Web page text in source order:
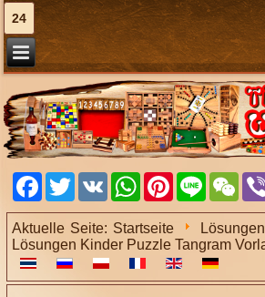
24
Facebook
TwitterVK WhatsAppPinterest
Line
Aktuelle Seite: Startseite
Lösungen Kinder Puzzle Tangram